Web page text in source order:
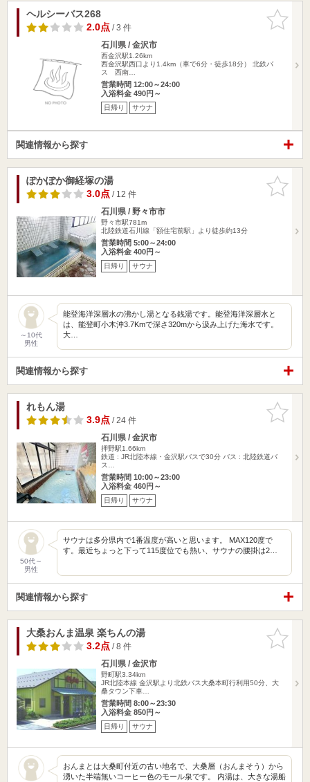
お気に入
りに追加
ヘルシーバス268
2.0点/ 3 件
石川県 / 金沢市
西金沢駅1.26km
西金沢駅西口より1.4km（車で6分・徒歩18分） 北鉄バ
ス 西南…
営業時間 12:00～24:00
入浴料金 490円～
日帰り サウナ
関連情報から探す
お気に入
りに追加
ぽかぽか御経塚の湯
3.0点/ 12 件
石川県 / 野々市市
野々市駅781m
北陸鉄道石川線「額住宅前駅」より徒歩約13分
営業時間 5:00～24:00
入浴料金 400円～
日帰り サウナ
～10代
男性
能登海洋深層水の沸かし湯となる銭湯です。能登海洋深層水と
は、能登町小木沖3.7Kmで深さ320mから汲み上げた海水です。
大…
関連情報から探す
お気に入
りに追加
れもん湯
3.9点/ 24 件
石川県 / 金沢市
押野駅1.66km
鉄道 : JR北陸本線・金沢駅バスで30分 バス : 北陸鉄道バ
ス…
営業時間 10:00～23:00
入浴料金 460円～
日帰り サウナ
50代～
男性
サウナは多分県内で1番温度が高いと思います。 MAX120度で
す。最近ちょっと下って115度位でも熱い、サウナの腰掛は2…
関連情報から探す
お気に入
りに追加
大桑おんま温泉 楽ちんの湯
3.2点/ 8 件
石川県 / 金沢市
野町駅3.34km
JR北陸本線 金沢駅より北鉄バス大桑本町行利用50分、大
桑タウン下車…
営業時間 8:00～23:30
入浴料金 850円～
日帰り サウナ
おんまとは大桑町付近の古い地名で、大桑層（おんまそう）から
湧いた半端無いコーヒー色のモール泉です。 内湯は、大きな湯船